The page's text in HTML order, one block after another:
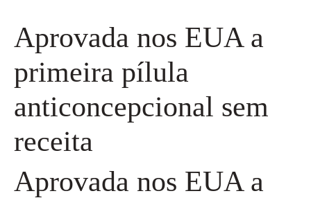
Aprovada nos EUA a
primeira pílula
anticoncepcional sem
receita
Aprovada nos EUA a